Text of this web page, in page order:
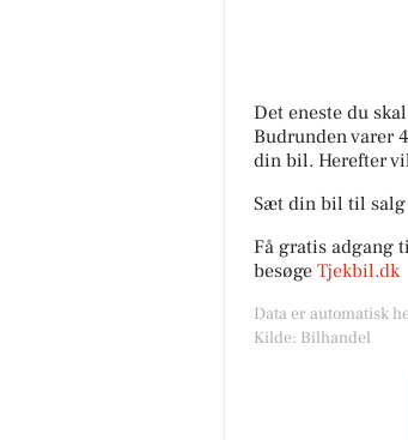
Det eneste du
Budrunden varer
din bil. Herefter
Sæt din bil til salg
Få gratis adgang
besøge Tjekbil.dk
Data er automatisk
Kilde: Bilhandel